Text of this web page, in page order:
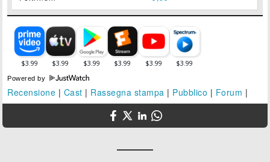
Powered by
Recensione | Cast | Rassegna stampa | Pubblico | Forum |